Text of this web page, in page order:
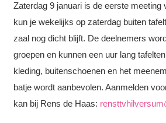
Zaterdag 9 januari is de eerste meeting
kun je wekelijks op zaterdag buiten
zaal nog dicht blijft. De deelnemers
groepen en kunnen een uur lang
kleding, buitenschoenen en het
batje wordt aanbevolen. Aanmelden
kan bij Rens de Haas: